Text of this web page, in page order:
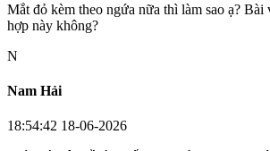
Mắt đỏ kèm theo ngứa nữa thì làm sao ạ?
hợp này không?
N
Nam Hải
18:54:42 18-06-2026